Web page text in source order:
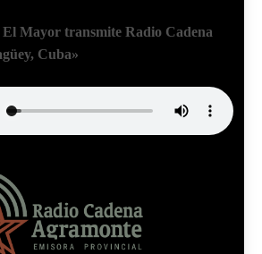
El Mayor transmite Radio Cadena
Cuba»